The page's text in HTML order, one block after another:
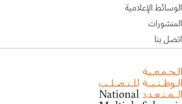
الوسائط الإعلامية
المنشورات
اتصل بنا